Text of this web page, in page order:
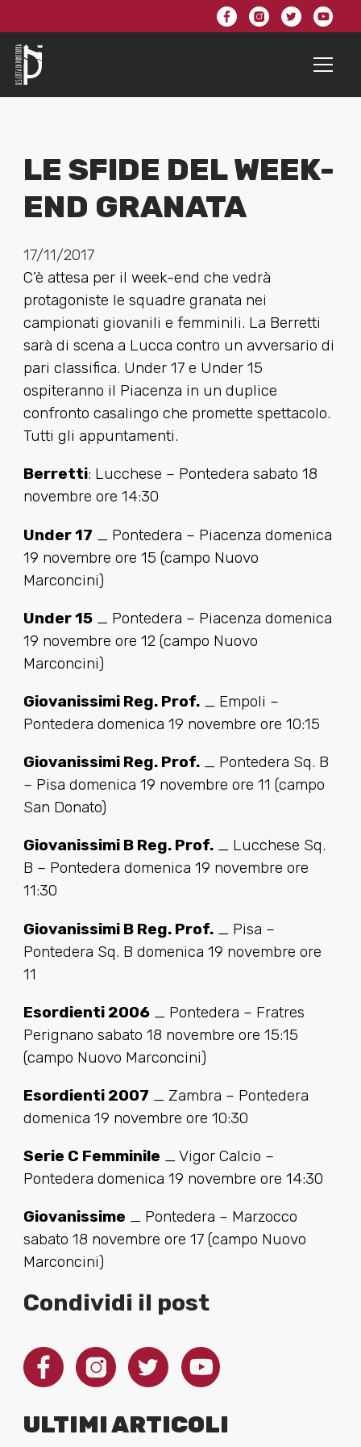
LE SFIDE DEL WEEK-
END GRANATA
17/11/2017
C’è attesa per il week-end che vedrà
protagoniste le squadre granata nei
campionati giovanili e femminili. La Berretti
sarà di scena a Lucca contro un avversario di
pari classifica. Under 17 e Under 15
ospiteranno il Piacenza in un duplice
confronto casalingo che promette spettacolo.
Tutti gli appuntamenti.
Berretti: Lucchese – Pontedera sabato 18
novembre ore 14:30
Under 17 _ Pontedera – Piacenza domenica
19 novembre ore 15 (campo Nuovo
Marconcini)
Under 15_ Pontedera – Piacenza domenica
19 novembre ore 12 (campo Nuovo
Marconcini)
Giovanissimi Reg. Prof._ Empoli –
Pontedera domenica 19 novembre ore 10:15
Giovanissimi Reg. Prof._ Pontedera Sq. B
– Pisa domenica 19 novembre ore 11 (campo
San Donato)
Giovanissimi B Reg. Prof._ Lucchese Sq.
B – Pontedera domenica 19 novembre ore
11:30
Giovanissimi B Reg. Prof._ Pisa –
Pontedera Sq. B domenica 19 novembre ore
11
Esordienti 2006_ Pontedera – Fratres
Perignano sabato 18 novembre ore 15:15
(campo Nuovo Marconcini)
Esordienti 2007 _ Zambra – Pontedera
domenica 19 novembre ore 10:30
Serie C Femminile _ Vigor Calcio –
Pontedera domenica 19 novembre ore 14:30
Giovanissime _ Pontedera – Marzocco
sabato 18 novembre ore 17 (campo Nuovo
Marconcini)
Condividi il post
ULTIMI ARTICOLI